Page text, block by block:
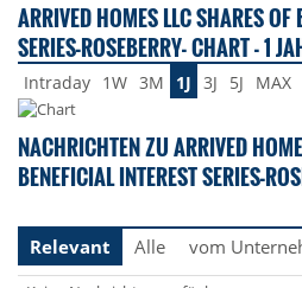
ARRIVED HOMES LLC SHARES OF
SERIES-ROSEBERRY- CHART - 1
Intraday 1W 3M 1J 3J 5J MAX
NACHRICHTEN ZU ARRIVED
BENEFICIAL INTEREST SERIES-
Relevant
Alle vom